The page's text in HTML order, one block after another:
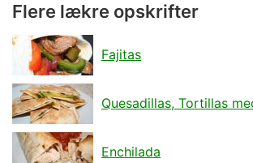
Flere lækre opskrifter
Fajitas
Quesadillas, Tortillas
Enchilada